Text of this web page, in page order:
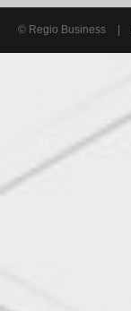
© Regio Business